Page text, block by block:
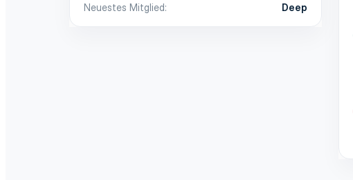
Neuestes Mitglied
Deep